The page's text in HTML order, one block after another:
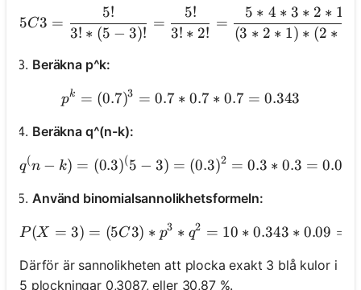
5C3 =
5C3 =
3! ∗ (5 − 3)!
5!
=
3! ∗ 2!
5!
=
(3 ∗ 2 ∗ 1) ∗ (2 ∗
5 ∗ 4 ∗ 3 ∗ 2 ∗ 1
Beräkna p^k:
p^k = (0.7)^3 = 0.7 * 0.7 *
pk = (0.7)3 = 0.7 ∗ 0.7 ∗ 0.7 = 0.343
Beräkna q^(n-k):
q^(n-k) = (0.3)^(5-3) =
q(n − k) = (0.3)(5 − 3) = (0.3)2 = 0.3 ∗ 0.3 = 0.09
Använd binomialsannolikhetsformeln:
P(X = 3) = (5C3) *
P(X = 3) = (5C3) ∗ p3 ∗ q2 = 10 ∗ 0.343 ∗ 0.09 =
Därför är sannolikheten att plocka exakt 3 blå kulor i
5 plockningar 0,3087, eller 30,87 %.